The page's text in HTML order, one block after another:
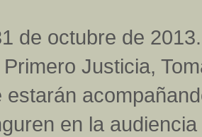
de octubre de
Justicia,
estarán
en la